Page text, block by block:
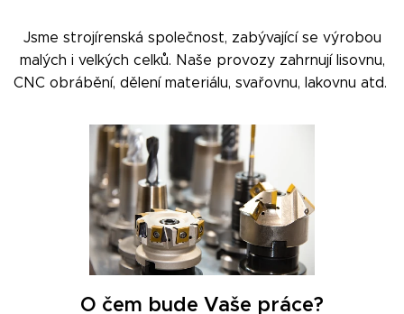
Jsme strojírenská společnost, zabývající se výrobou
malých i velkých celků. Naše provozy zahrnují lisovnu,
CNC obrábění, dělení materiálu, svařovnu, lakovnu atd.
O čem bude Vaše práce?